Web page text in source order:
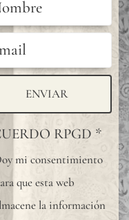
ENVIAR
RPGD *
mi consentimiento
que esta web
la información